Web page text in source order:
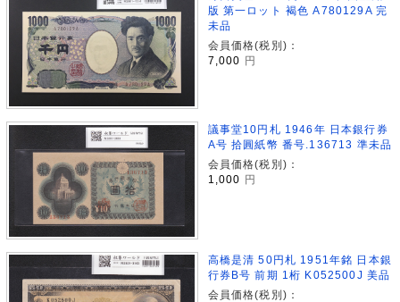
版 第一ロット 褐色 A780129A 完
未品
会員価格(税別)：
7,000
円
議事堂10円札 1946年 日本銀行券
A号 拾圓紙幣 番号.136713 準未品
会員価格(税別)：
1,000
円
高橋是清 50円札 1951年銘 日本銀
行券B号 前期 1桁 K052500J 美品
会員価格(税別)：